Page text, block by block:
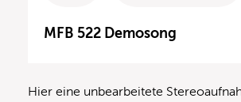
MFB 522 Demosong
Hier eine unbearbeitete